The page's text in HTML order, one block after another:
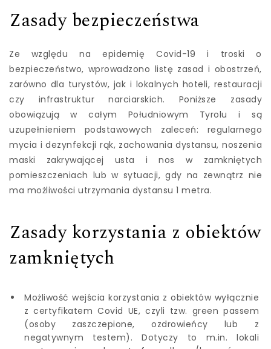
Zasady bezpieczeństwa
Ze względu na epidemię Covid-19 i troski o
bezpieczeństwo, wprowadzono listę zasad i obostrzeń,
zarówno dla turystów, jak i lokalnych hoteli, restauracji
czy infrastruktur narciarskich. Poniższe zasady
obowiązują w całym Południowym Tyrolu i są
uzupełnieniem podstawowych zaleceń: regularnego
mycia i dezynfekcji rąk, zachowania dystansu, noszenia
maski zakrywającej usta i nos w zamkniętych
pomieszczeniach lub w sytuacji, gdy na zewnątrz nie
ma możliwości utrzymania dystansu 1 metra.
Zasady korzystania z obiektów
zamkniętych
Możliwość wejścia korzystania z obiektów wyłącznie
z certyfikatem Covid UE, czyli tzw. green passem
(osoby zaszczepione, ozdrowieńcy lub z
negatywnym testem). Dotyczy to m.in. lokali